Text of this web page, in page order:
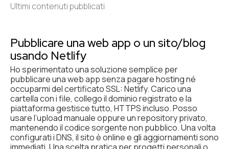
Ultimi contenuti pubblicati
Pubblicare una web app o un sito/blog
usando Netlify
Ho sperimentato una soluzione semplice per
pubblicare una web app senza pagare hosting né
occuparmi del certificato SSL: Netlify. Carico una
cartella con i file, collego il dominio registrato e la
piattaforma gestisce tutto, HTTPS incluso. Posso
usare l’upload manuale oppure un repository privato,
mantenendo il codice sorgente non pubblico. Una volta
configurati i DNS, il sito è online e gli aggiornamenti sono